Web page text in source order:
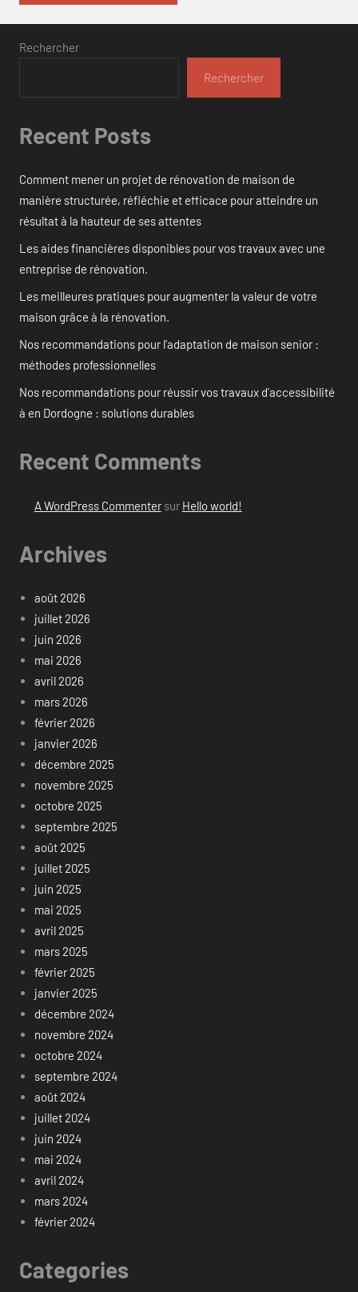
Rechercher
Rechercher
Recent Posts
Comment mener un projet de rénovation de maison de
manière structurée, réfléchie et efficace pour atteindre un
résultat à la hauteur de ses attentes
Les aides financières disponibles pour vos travaux avec une
entreprise de rénovation.
Les meilleures pratiques pour augmenter la valeur de votre
maison grâce à la rénovation.
Nos recommandations pour l’adaptation de maison senior :
méthodes professionnelles
Nos recommandations pour réussir vos travaux d’accessibilité
à en Dordogne : solutions durables
Recent Comments
A WordPress Commentersur Hello world!
Archives
août 2026
juillet 2026
juin 2026
mai 2026
avril 2026
mars 2026
février 2026
janvier 2026
décembre 2025
novembre 2025
octobre 2025
septembre 2025
août 2025
juillet 2025
juin 2025
mai 2025
avril 2025
mars 2025
février 2025
janvier 2025
décembre 2024
novembre 2024
octobre 2024
septembre 2024
août 2024
juillet 2024
juin 2024
mai 2024
avril 2024
mars 2024
février 2024
Categories